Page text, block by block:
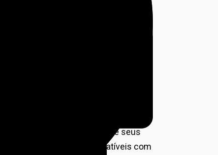
escola. Uma das perguntas da prova
usa preservativo em 80% das vezes,
além de não ser apropriado
esse é o segundo episódio
“Os pais esperam que seus
e conhecimento compatíveis com